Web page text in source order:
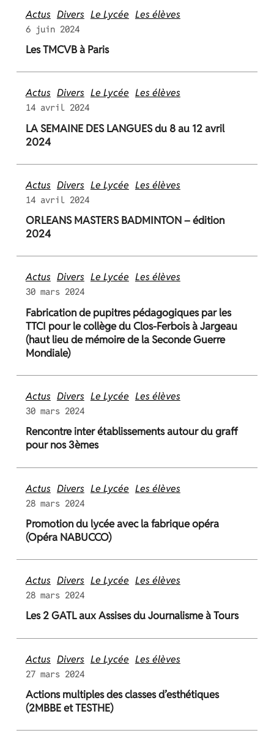
Actus Divers Le Lycée Les élèves
6 juin 2024
Les TMCVB à Paris
Actus Divers Le Lycée Les élèves
14 avril 2024
LA SEMAINE DES LANGUES du 8 au 12 avril
2024
Actus Divers Le Lycée Les élèves
14 avril 2024
ORLEANS MASTERS BADMINTON – édition
2024
Actus Divers Le Lycée Les élèves
30 mars 2024
Fabrication de pupitres pédagogiques par les
TTCI pour le collège du Clos-Ferbois à Jargeau
(haut lieu de mémoire de la Seconde Guerre
Mondiale)
Actus Divers Le Lycée Les élèves
30 mars 2024
Rencontre inter établissements autour du graff
pour nos 3èmes
Actus Divers Le Lycée Les élèves
28 mars 2024
Promotion du lycée avec la fabrique opéra
(Opéra NABUCCO)
Actus Divers Le Lycée Les élèves
28 mars 2024
Les 2 GATL aux Assises du Journalisme à Tours
Actus Divers Le Lycée Les élèves
27 mars 2024
Actions multiples des classes d’esthétiques
(2MBBE et TESTHE)